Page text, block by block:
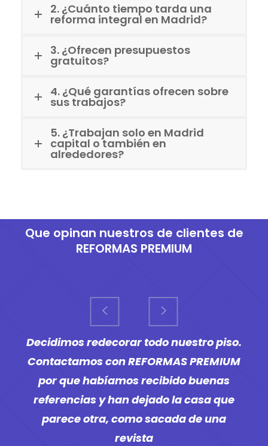
2. ¿Cuánto tiempo tarda una
reforma integral en Madrid?
3. ¿Ofrecen presupuestos
gratuitos?
4. ¿Qué garantías ofrecen sobre
sus trabajos?
5. ¿Trabajan solo en Madrid
capital o también en
alrededores?
Que opinan nuestros de clientes de
REFORMAS PREMIUM
Decidimos construir un pequeño chalet
en un terreno familiar que tenemos,
REFORMAS PREMIUM se encargó de todo
el proyecto de principio a fin. Son super
comunicativos y no hubo problemas en
el proceso.